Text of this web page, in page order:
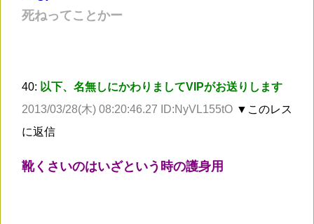
死ねってことかー
40: 以下、名無しにかわりましてVIPがお送りします
2013/03/28(木) 08:20:46.27 ID:NyVL155tO ▼このレス
に返信
靴くさいのはいざという時の護身用